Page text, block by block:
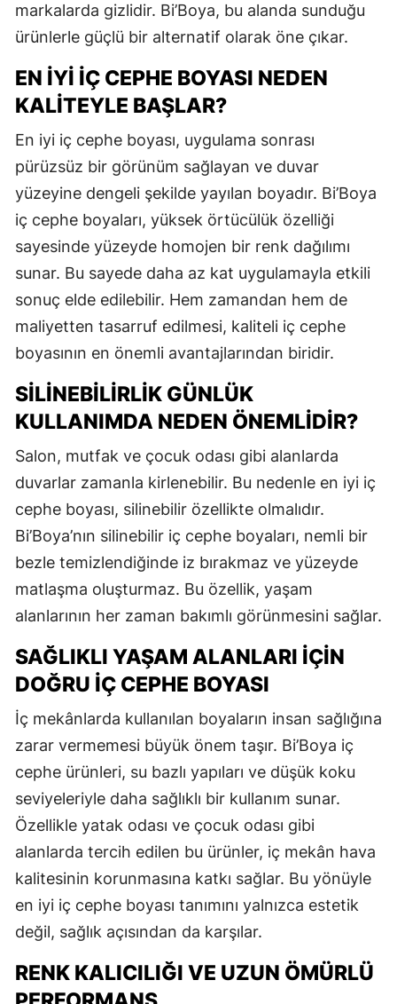
markalarda gizlidir. Bi’Boya, bu alanda sunduğu
ürünlerle güçlü bir alternatif olarak öne çıkar.
EN İYI İÇ CEPHE BOYASI NEDEN
KALITEYLE BAŞLAR?
En iyi iç cephe boyası, uygulama sonrası
pürüzsüz bir görünüm sağlayan ve duvar
yüzeyine dengeli şekilde yayılan boyadır. Bi’Boya
iç cephe boyaları, yüksek örtücülük özelliği
sayesinde yüzeyde homojen bir renk dağılımı
sunar. Bu sayede daha az kat uygulamayla etkili
sonuç elde edilebilir. Hem zamandan hem de
maliyetten tasarruf edilmesi, kaliteli iç cephe
boyasının en önemli avantajlarından biridir.
SILINEBILIRLIK GÜNLÜK
KULLANIMDA NEDEN ÖNEMLIDIR?
Salon, mutfak ve çocuk odası gibi alanlarda
duvarlar zamanla kirlenebilir. Bu nedenle en iyi iç
cephe boyası, silinebilir özellikte olmalıdır.
Bi’Boya’nın silinebilir iç cephe boyaları, nemli bir
bezle temizlendiğinde iz bırakmaz ve yüzeyde
matlaşma oluşturmaz. Bu özellik, yaşam
alanlarının her zaman bakımlı görünmesini sağlar.
SAĞLIKLI YAŞAM ALANLARI İÇIN
DOĞRU İÇ CEPHE BOYASI
İç mekânlarda kullanılan boyaların insan sağlığına
zarar vermemesi büyük önem taşır. Bi’Boya iç
cephe ürünleri, su bazlı yapıları ve düşük koku
seviyeleriyle daha sağlıklı bir kullanım sunar.
Özellikle yatak odası ve çocuk odası gibi
alanlarda tercih edilen bu ürünler, iç mekân hava
kalitesinin korunmasına katkı sağlar. Bu yönüyle
en iyi iç cephe boyası tanımını yalnızca estetik
değil, sağlık açısından da karşılar.
RENK KALICILIĞI VE UZUN ÖMÜRLÜ